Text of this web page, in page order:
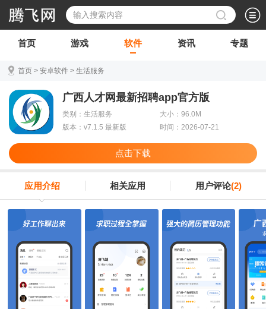
首页 游戏 软件 资讯 专题
首页 > 安卓软件 > 生活服务
广西人才网最新招聘app官方版
类别：生活服务
大小：96.0M
版本：v7.1.5 最新版
时间：2026-07-21
点击下载
应用介绍 相关应用 用户评论(2)